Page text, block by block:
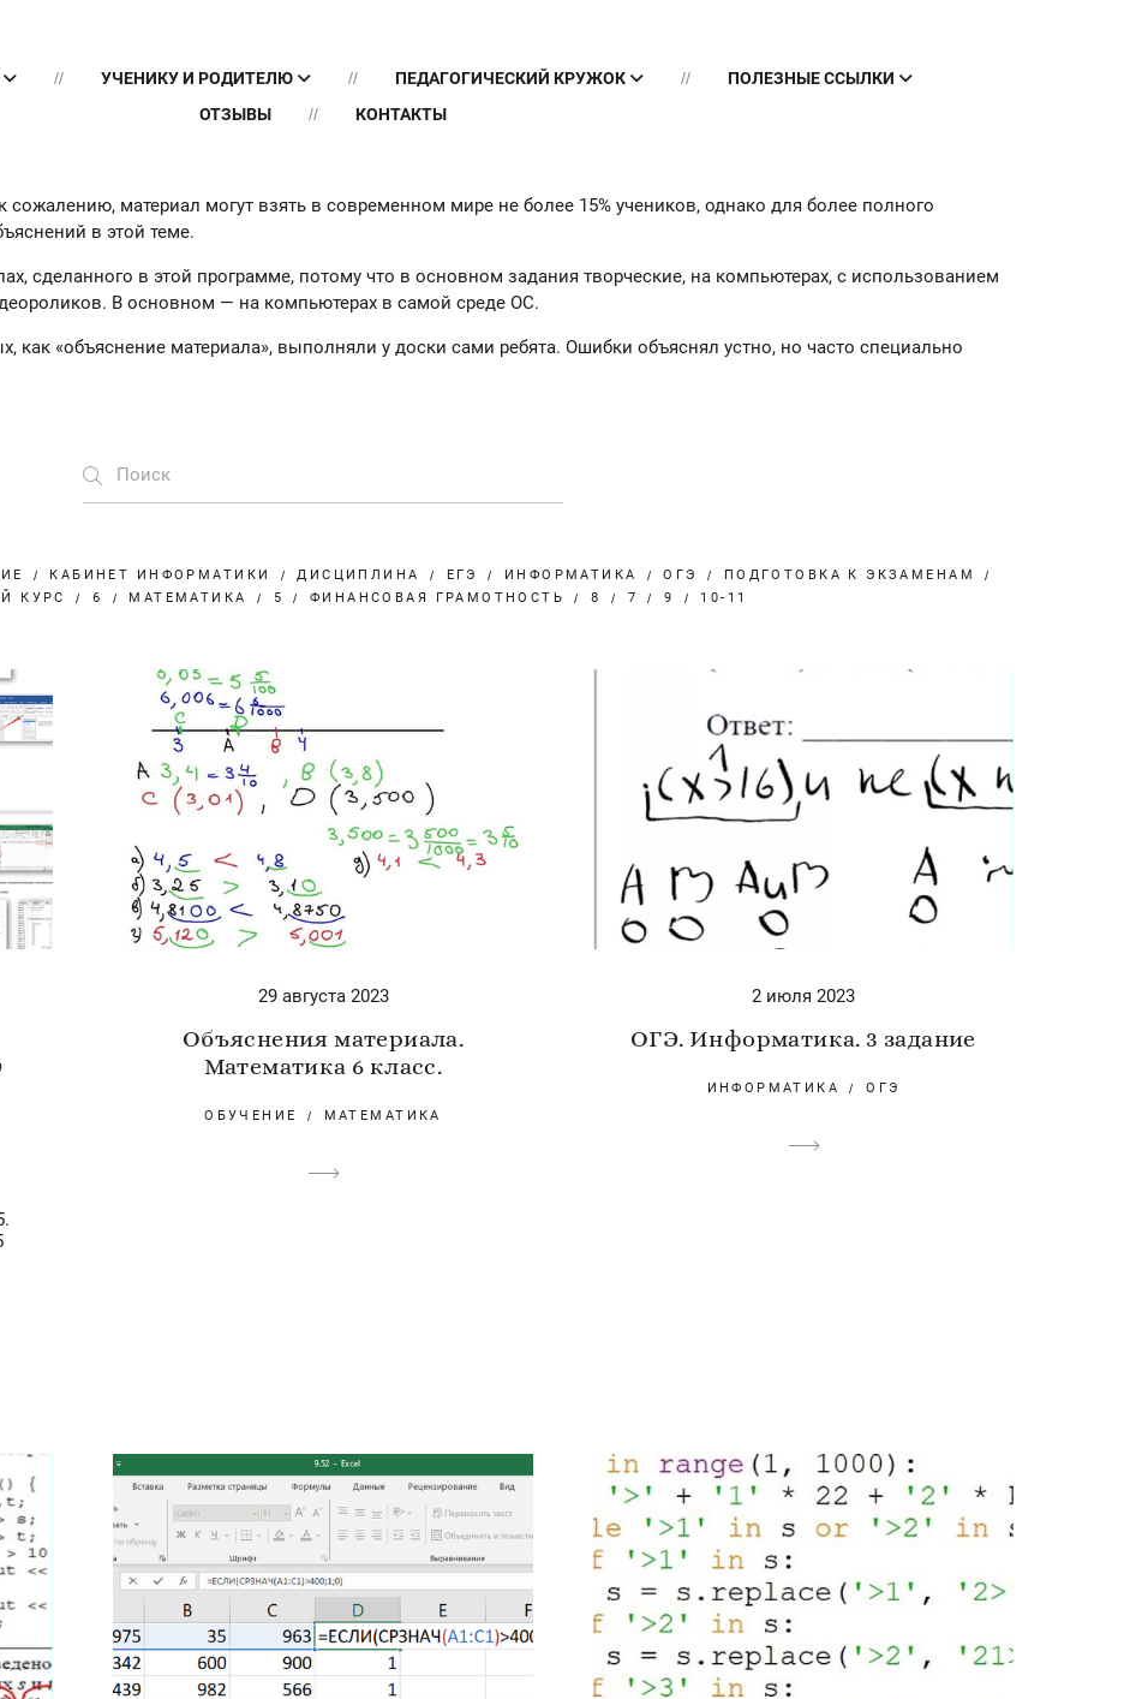
УЧЕНИКУ И РОДИТЕЛЮ ПЕДАГОГИЧЕСКИЙ КРУЖОК
ПОЛЕЗНЫЕ ССЫЛКИ
ОТЗЫВЫ
КОНТАКТЫ
сожалению, материал могут взять в современном мире не более 15% учеников, однако для более полного
в этой теме.
сделанного в этой программе, потому что в основном задания творческие, на компьютерах, с использованием
В основном — на компьютерах в самой среде ОС.
как «объяснение материала», выполняли у доски сами ребята. Ошибки объяснял устно, но часто специально
КАБИНЕТ ИНФОРМАТИКИ ДИСЦИПЛИНА ЕГЭ ИНФОРМАТИКА ОГЭ
ПОДГОТОВКА К ЭКЗАМЕНАМ
КУРС
6 МАТЕМАТИКА 5 ФИНАНСОВАЯ ГРАМОТНОСТЬ 8 7 9 10-11
29 августа 2023
Объяснения материала.
Математика 6 класс.
ОБУЧЕНИЕ МАТЕМАТИКА
2 июля 2023
ОГЭ. Информатика. 3 задание
ИНФОРМАТИКА ОГЭ